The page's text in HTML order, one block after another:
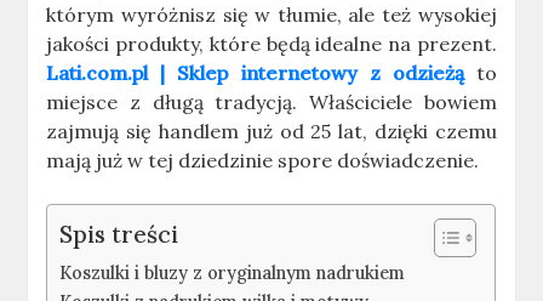
którym wyróżnisz się w tłumie, ale też wysokiej
jakości produkty, które będą idealne na prezent.
Lati.com.pl | Sklep internetowy z odzieżąto
miejsce z długą tradycją. Właściciele bowiem
zajmują się handlem już od 25 lat, dzięki czemu
mają już w tej dziedzinie spore doświadczenie.
Spis treści
Koszulki i bluzy z oryginalnym nadrukiem